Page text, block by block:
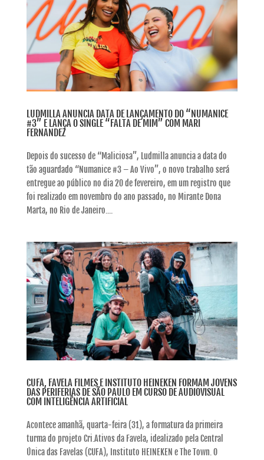
LUDMILLA ANUNCIA DATA DE LANÇAMENTO DO “NUMANICE
#3” E LANÇA O SINGLE “FALTA DE MIM” COM MARI
FERNANDEZ
Depois do sucesso de “Maliciosa”, Ludmilla anuncia a data do
tão aguardado “Numanice #3 – Ao Vivo”, o novo trabalho será
entregue ao público no dia 20 de fevereiro, em um registro que
foi realizado em novembro do ano passado, no Mirante Dona
Marta, no Rio de Janeiro....
CUFA, FAVELA FILMES E INSTITUTO HEINEKEN FORMAM JOVENS
DAS PERIFERIAS DE SÃO PAULO EM CURSO DE AUDIOVISUAL
COM INTELIGÊNCIA ARTIFICIAL
Acontece amanhã, quarta-feira (31), a formatura da primeira
turma do projeto Cri.Ativos da Favela, idealizado pela Central
Única das Favelas (CUFA), Instituto HEINEKEN e The Town. O